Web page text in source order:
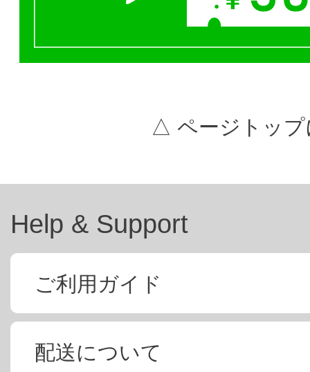
△ ページトップ
Help & Support
ご利用ガイド
配送について